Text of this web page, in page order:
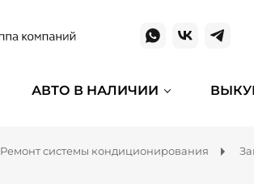
АВТО В НАЛИЧИИ
Ремонт системы кондиционирования